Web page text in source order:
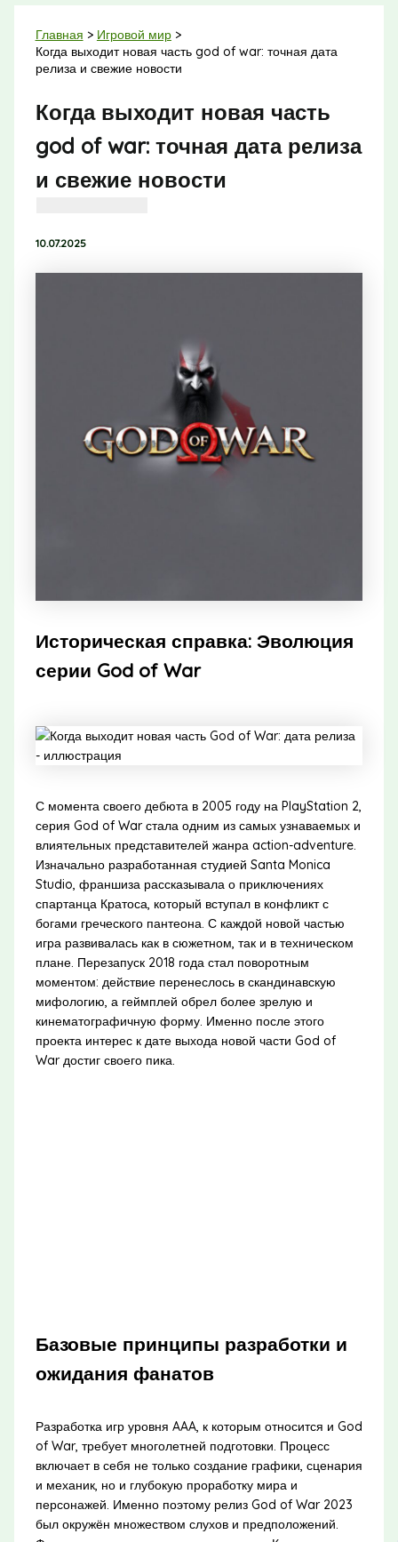
Главная
Игровой мир
Когда выходит новая часть god of war: точная дата
релиза и свежие новости
Когда выходит новая часть
god of war: точная дата релиза
и свежие новости
10.07.2025
Историческая справка: Эволюция
серии God of War
С момента своего дебюта в 2005 году на PlayStation 2,
серия God of War стала одним из самых узнаваемых и
влиятельных представителей жанра action-adventure.
Изначально разработанная студией Santa Monica
Studio, франшиза рассказывала о приключениях
спартанца Кратоса, который вступал в конфликт с
богами греческого пантеона. С каждой новой частью
игра развивалась как в сюжетном, так и в техническом
плане. Перезапуск 2018 года стал поворотным
моментом: действие перенеслось в скандинавскую
мифологию, а геймплей обрел более зрелую и
кинематографичную форму. Именно после этого
проекта интерес к дате выхода новой части God of
War достиг своего пика.
Базовые принципы разработки и
ожидания фанатов
Разработка игр уровня AAA, к которым относится и God
of War, требует многолетней подготовки. Процесс
включает в себя не только создание графики, сценария
и механик, но и глубокую проработку мира и
персонажей. Именно поэтому релиз God of War 2023
был окружён множеством слухов и предположений.